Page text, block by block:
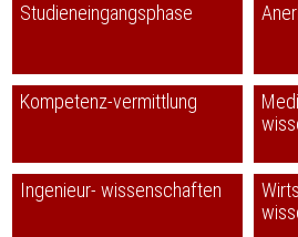
Studieneingangsphase
Kompetenz-vermittlung
Ingenieur- wissenschaften